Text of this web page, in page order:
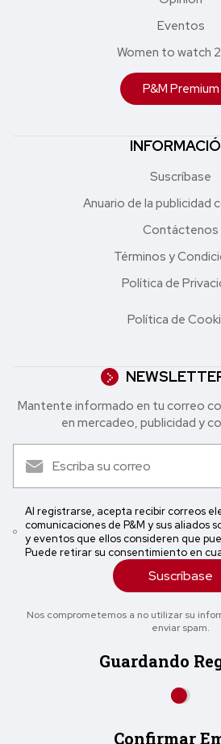
Eventos
Women to watch
P&M Premium
Suscríbase
Anuario de la publicidad
Contáctenos
Términos y
Política de
Política de
Mantente informado en tu correo
en mercadeo, publicidad y
Al registrarse, acepta recibir correos
comunicaciones de P&M y sus aliados
y eventos que ellos consideren que
Puede retirar su consentimiento en
Suscríbase
Nos comprometemos a no utilizar su
enviar spam.
Guardando
Confirmar